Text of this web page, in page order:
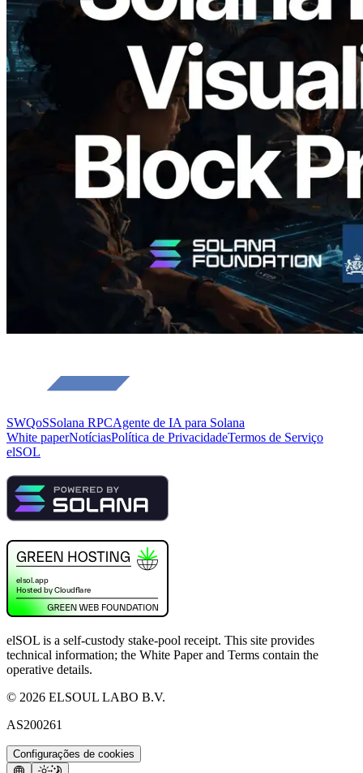
2026.05.24
Validators Solutions lança Solana Block
Analyzer — Visualizando o tempo de
produção de bloco por slot e o validador
responsável
SWQoSSolana RPCAgente de IA para Solana
White paperNotíciasPolítica de PrivacidadeTermos de Serviço
elSOL
elSOL is a self-custody stake-pool receipt. This site provides
technical information; the White Paper and Terms contain the
operative details.
© 2026 ELSOUL LABO B.V.
AS200261
Configurações de cookies